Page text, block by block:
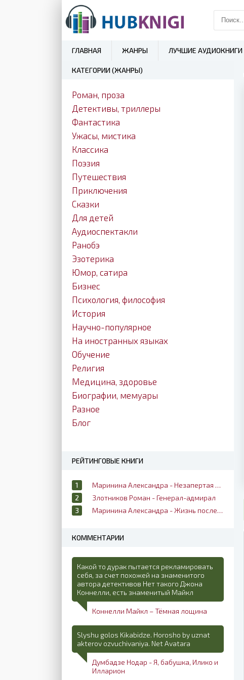
ГЛАВНАЯ ЖАНРЫ ЛУЧШИЕ АУДИОКНИГИ
КАТЕГОРИИ (ЖАНРЫ)
Роман, проза
Детективы, триллеры
Фантастика
Ужасы, мистика
Классика
Поэзия
Путешествия
Приключения
Сказки
Для детей
Аудиоспектакли
Ранобэ
Эзотерика
Юмор, сатира
Бизнес
Психология, философия
История
Научно-популярное
На иностранных языках
Обучение
Религия
Медицина, здоровье
Биографии, мемуары
Разное
Блог
РЕЙТИНГОВЫЕ КНИГИ
Маринина Александра - Незапертая дверь
Злотников Роман - Генерал-адмирал
Маринина Александра - Жизнь после жизни
КОММЕНТАРИИ
Какой то дурак пытается рекламировать
себя, за счет похожей на знаменитого
автора детективов Нет такого Джона
Коннелли, есть знаменитый Майкл
Коннелли Майкл – Тёмная лощина
Slyshu golos Kikabidze. Horosho by uznat
akterov ozvuchivaniya. Net Avatara
Думбадзе Нодар - Я, бабушка, Илико и
Илларион